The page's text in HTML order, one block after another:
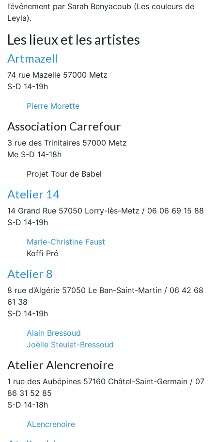
l’événement par Sarah Benyacoub (Les couleurs de
Leyla).
Les lieux et les artistes
Artmazell
74 rue Mazelle 57000 Metz
S-D 14-19h
Pierre Morette
Association Carrefour
3 rue des Trinitaires 57000 Metz
Me S-D 14-18h
Projet Tour de Babel
Atelier 14
14 Grand Rue 57050 Lorry-lès-Metz / 06 06 69 15 88
S-D 14-19h
Marie-Christine Faust
Koffi Pré
Atelier 8
8 rue d’Algérie 57050 Le Ban-Saint-Martin / 06 42 68
61 38
S-D 14-19h
Alain Bressoud
Joëlle Steulet-Bressoud
Atelier Alencrenoire
1 rue des Aubépines 57160 Châtel-Saint-Germain / 07
86 31 52 85
S-D 14-18h
ALencrenoire